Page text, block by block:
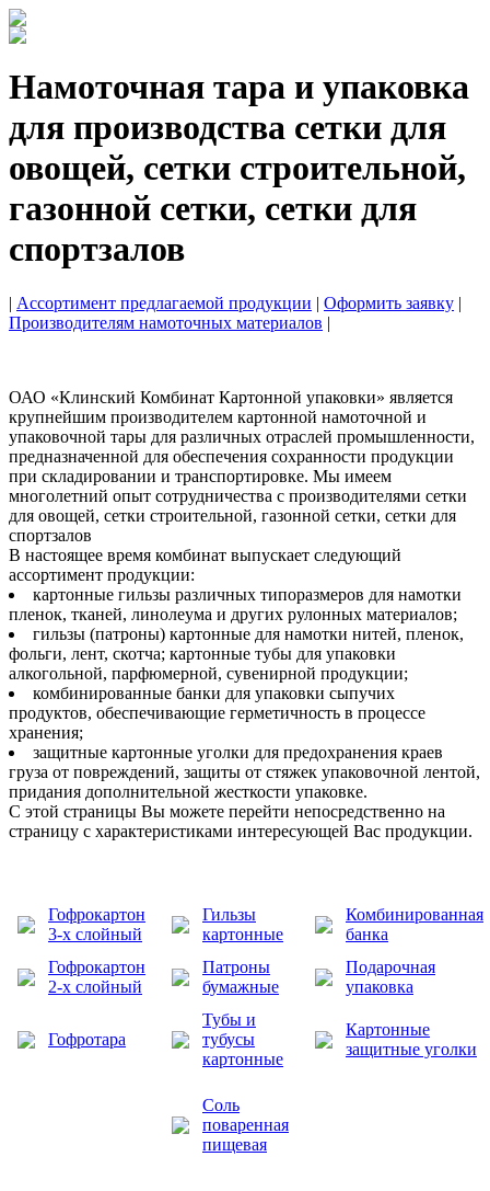
Намоточная тара и упаковка
для производства сетки для
овощей, сетки строительной,
газонной сетки, сетки для
спортзалов
| Ассортимент предлагаемой продукции | Оформить заявку |
Производителям намоточных материалов |
ОАО «Клинский Комбинат Картонной упаковки» является
крупнейшим производителем картонной намоточной и
упаковочной тары для различных отраслей промышленности,
предназначенной для обеспечения сохранности продукции
при складировании и транспортировке. Мы имеем
многолетний опыт сотрудничества с производителями сетки
для овощей, сетки строительной, газонной сетки, сетки для
спортзалов
В настоящее время комбинат выпускает следующий
ассортимент продукции:
картонные гильзы различных типоразмеров для намотки
пленок, тканей, линолеума и других рулонных материалов;
гильзы (патроны) картонные для намотки нитей, пленок,
фольги, лент, скотча; картонные тубы для упаковки
алкогольной, парфюмерной, сувенирной продукции;
комбинированные банки для упаковки сыпучих
продуктов, обеспечивающие герметичность в процессе
хранения;
защитные картонные уголки для предохранения краев
груза от повреждений, защиты от стяжек упаковочной лентой,
придания дополнительной жесткости упаковке.
С этой страницы Вы можете перейти непосредственно на
страницу с характеристиками интересующей Вас продукции.
Гофрокартон
3-х слойный
Гильзы
картонные
Комбинированная
банка
Гофрокартон
2-х слойный
Патроны
бумажные
Подарочная
упаковка
Гофротара
Тубы и
тубусы
картонные
Картонные
защитные уголки
Соль
поваренная
пищевая